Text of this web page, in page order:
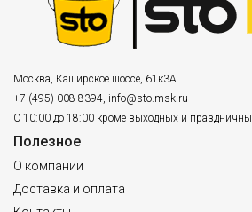
Москва Каширское шоссе, 61к3А.
+7 (495) 008-8394 info@sto.msk.ru
С 10:00 до 18:00 кроме выходных и
Полезное
О компании
Доставка и оплата